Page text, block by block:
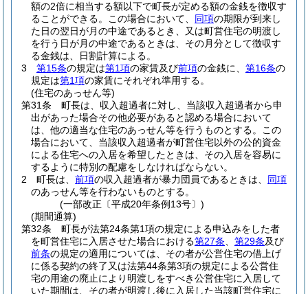
額の2倍に相当する額以下で町長が定める額の金銭を徴収す
ることができる。
この場合において、 同項の期限が到来し
た日の翌日が月の中途であるとき、又は町営住宅の明渡し
を行う日が月の中途であるときは、その月分として徴収す
る金銭は、日割計算による。
3
第15条の規定は第1項の家賃及び前項の金銭に、 第16条の
規定は第1項の家賃にそれぞれ準用する。
(住宅のあっせん等)
第31条
町長は、収入超過者に対し、当該収入超過者から申
出があった場合その他必要があると認める場合において
は、他の適当な住宅のあっせん等を行うものとする。
この
場合において、当該収入超過者が町営住宅以外の公的資金
による住宅への入居を希望したときは、その入居を容易に
するように特別の配慮をしなければならない。
2
町長は、 前項の収入超過者が暴力団員であるときは、 同項
のあっせん等を行わないものとする。
(一部改正〔平成20年条例13号〕)
(期間通算)
第32条
町長が法第24条第1項の規定による申込みをした者
を町営住宅に入居させた場合における第27条 第29条及び
前条の規定の適用については、その者が公営住宅の借上げ
に係る契約の終了又は法第44条第3項の規定による公営住
宅の用途の廃止により明渡しをすべき公営住宅に入居して
いた期間は、その者が明渡し後に入居した当該町営住宅に